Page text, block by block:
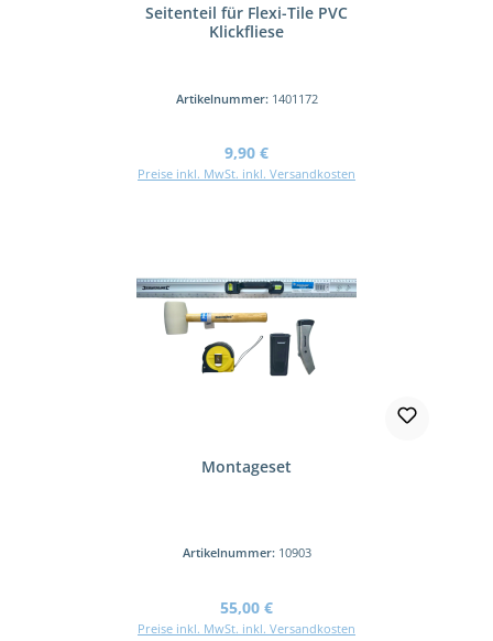
Seitenteil für Flexi-Tile PVC
Klickfliese
Artikelnummer: 1401172
Regulärer Preis:
9,90 €
Preise inkl. MwSt. inkl. Versandkosten
Montageset
Artikelnummer: 10903
Regulärer Preis:
55,00 €
Preise inkl. MwSt. inkl. Versandkosten